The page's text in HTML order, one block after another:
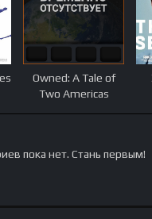
Owned: A Tale of
Two Americas
пока нет. Стань первым!